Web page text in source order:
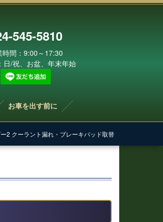
545-5810
時間：9:00～17:30
日/祝、お盆、年末年始
お車を出す前に
2 クーラント漏れ・ブレーキパッド取替